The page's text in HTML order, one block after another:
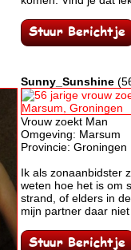
Sunny_Sunshine
Vrouw zoekt Man
Omgeving: Marsum
Provincie: Groningen
Ik als zonaanbidster
weten hoe het is om
strand, of elders in
mijn partner daar